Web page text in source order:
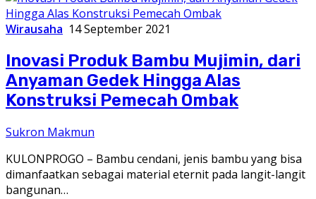
Wirausaha 14 September 2021
Inovasi Produk Bambu Mujimin, dari
Anyaman Gedek Hingga Alas
Konstruksi Pemecah Ombak
Sukron Makmun
KULONPROGO – Bambu cendani, jenis bambu yang bisa
dimanfaatkan sebagai material eternit pada langit-langit
bangunan…